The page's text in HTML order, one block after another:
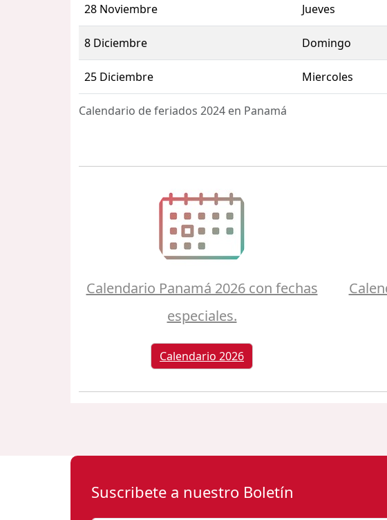
Calendario de feriados 2024 en Panamá
28 Noviembre Jueves
8 Diciembre Domingo
25 Diciembre Miercoles
Calendario Panamá 2026 con fechas
especiales.
Calendario 2026
Suscribete a nuestro Boletín